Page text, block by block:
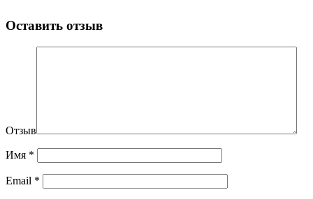
Оставить отзыв
Отзыв
Имя *
Email *